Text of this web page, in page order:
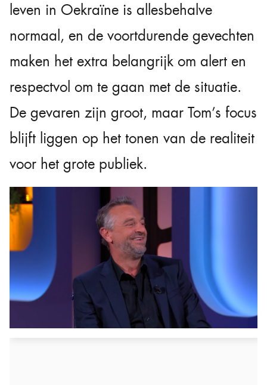
leven in Oekraïne is allesbehalve
normaal, en de voortdurende gevechten
maken het extra belangrijk om alert en
respectvol om te gaan met de situatie.
De gevaren zijn groot, maar Tom’s focus
blijft liggen op het tonen van de realiteit
voor het grote publiek.